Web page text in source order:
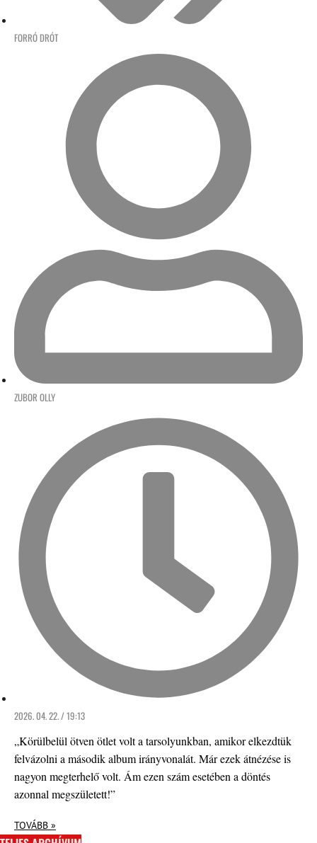
FORRÓ DRÓT
ZUBOR OLLY
2026. 04. 22. / 19:13
„Körülbelül ötven ötlet volt a tarsolyunkban, amikor elkezdtük
felvázolni a második album irányvonalát. Már ezek átnézése is
nagyon megterhelő volt. Ám ezen szám esetében a döntés
azonnal megszületett!”
TOVÁBB »